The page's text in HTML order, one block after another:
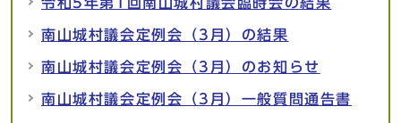
南山城村議会定例会（3月）の結果
南山城村議会定例会（3月）のお知らせ
南山城村議会定例会（3月）一般質問通告書